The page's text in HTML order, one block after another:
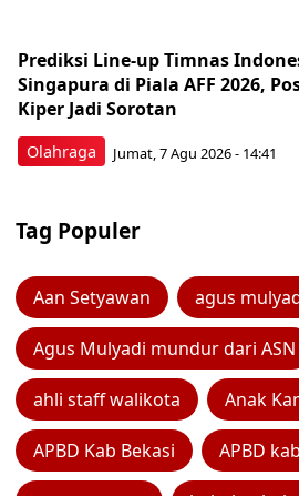
Olahraga
Prediksi Line-up Timnas
Singapura di Piala AFF 2026,
Kiper Jadi Sorotan
Jumat, 7 Agu 2026 - 14:41
Tag Populer
Aan Setyawan agus
Agus Mulyadi mundur dari ASN
ahli staff walikota Anak
APBD Kab Bekasi APBD